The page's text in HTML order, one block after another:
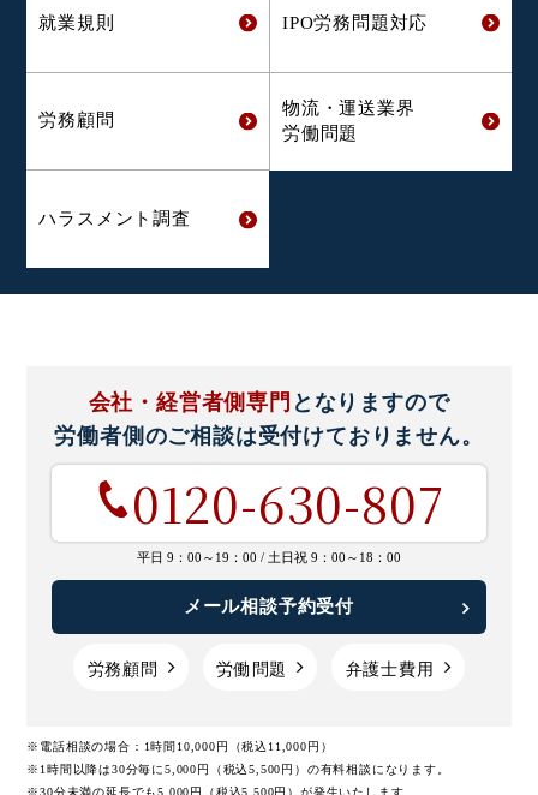
就業規則 IPO労務問題対応
労務顧問
物流・運送業界
労働問題
ハラスメント調査
会社・経営者側専門 となりますので
労働者側のご相談は受付けておりません。
0120-630-807
平日 9：00～19：00 / 土日祝 9：00～18：00
メール相談予約受付
労務顧問 労働問題 弁護士費用
※電話相談の場合：1時間10,000円（税込11,000円）
※1時間以降は30分毎に5,000円（税込5,500円）の有料相談になります。
※30分未満の延長でも5,000円（税込5,500円）が発生いたします。